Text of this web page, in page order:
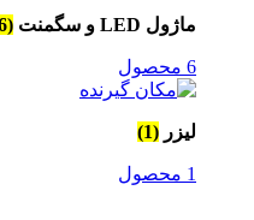
ماژول LED و سگمنت (6)
6 محصول
لیزر (1)
1 محصول